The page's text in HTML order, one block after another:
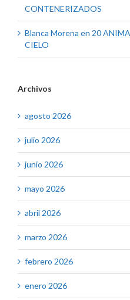
CONTENERIZADOS
Blanca Morena en 20
CIELO
Archivos
agosto 2026
julio 2026
junio 2026
mayo 2026
abril 2026
marzo 2026
febrero 2026
enero 2026